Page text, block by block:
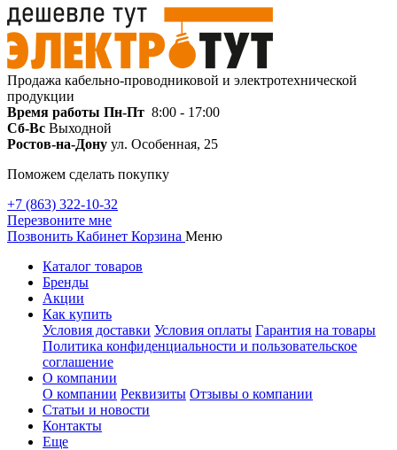
Продажа кабельно-проводниковой и электротехнической
продукции
Время работы Пн-Пт 8:00 - 17:00
Сб-Вс Выходной
Ростов-на-Дону ул. Особенная, 25
Поможем сделать покупку
+7 (863) 322-10-32
Перезвоните мне
Позвонить Кабинет Корзина Меню
Каталог товаров
Бренды
Акции
Как купить
Условия доставки Условия оплаты Гарантия на товары
Политика конфиденциальности и пользовательское
соглашение
О компании
О компании Реквизиты Отзывы о компании
Статьи и новости
Контакты
Еще